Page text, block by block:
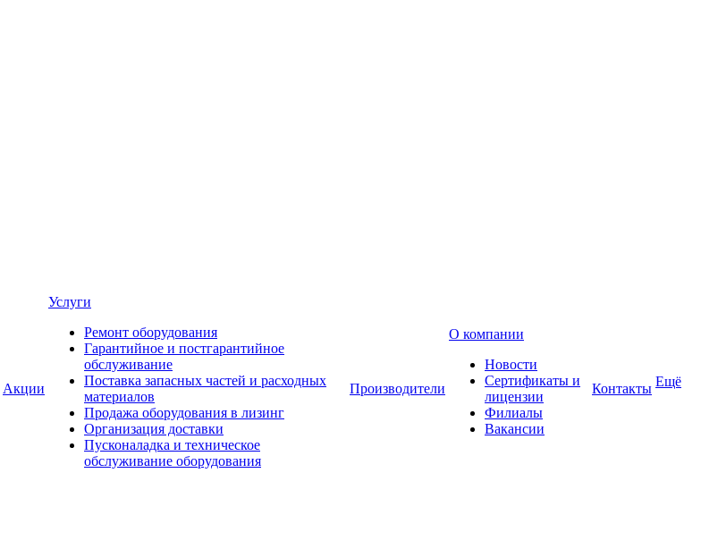
Акции
Услуги
Ремонт оборудования
Гарантийное и постгарантийное
обслуживание
Поставка запасных частей и расходных
материалов
Продажа оборудования в лизинг
Организация доставки
Пусконаладка и техническое
обслуживание оборудования
Производители
О компании
Новости
Сертификаты и
лицензии
Филиалы
Вакансии
Контакты Ещё